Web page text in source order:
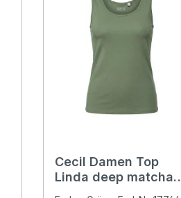
Cecil Damen Top
Linda deep matcha